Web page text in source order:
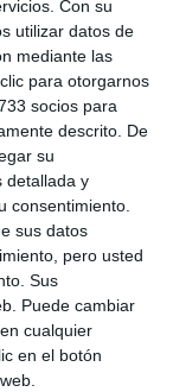
Con su
utilizar datos de
mediante las
para otorgarnos
socios para
descrito. De
su
detallada y
consentimiento.
sus datos
pero usted
Sus
Puede cambiar
cualquier
en el botón